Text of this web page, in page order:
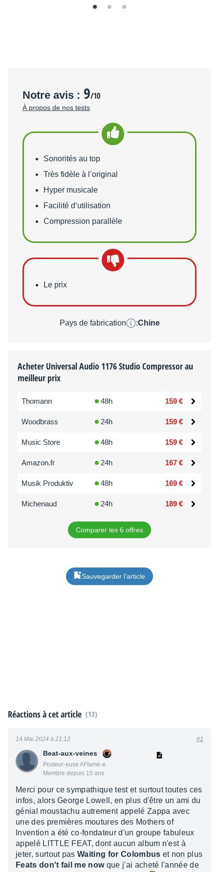
Notre avis : 9/10
À propos de nos tests
Points forts
Sonorités au top
Très fidèle à l’original
Hyper musicale
Facilité d’utilisation
Compression parallèle
Points faibles
Le prix
Pays de fabrication :Chine
Acheter Universal Audio 1176 Studio Compressor au
meilleur prix
Thomann 48h 159 €
Woodbrass 24h 159 €
Music Store 48h 159 €
Amazon.fr 24h 167 €
Musik Produktiv 48h 169 €
Michenaud 24h 189 €
Comparer les 6 offres
Sauvegarder l’article
Réactions à cet article (13)
Beat-aux-veines
Posteur·euse AFfamé·e
Membre depuis 15 ans
14 Mai 2024 à 21:12 #1
Merci pour ce sympathique test et surtout toutes ces
infos, alors George Lowell, en plus d'être un ami du
génial moustachu autrement appelé Zappa avec
une des premières moutures des Mothers of
Invention a été co-fondateur d'un groupe fabuleux
appelé LITTLE FEAT, dont aucun album n'est à
jeter, surtout pasWaiting for Colombus et non plus
Feats don't fail me nowque j'ai acheté l'année de